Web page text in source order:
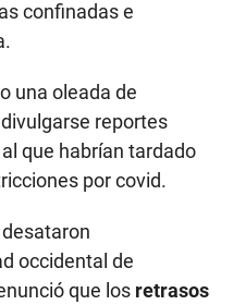
confinadas e
una oleada de
reportes
que habrían tardado
por covid.
occidental de
que los retrasos